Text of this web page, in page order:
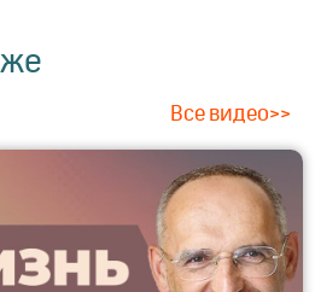
Все видео>>